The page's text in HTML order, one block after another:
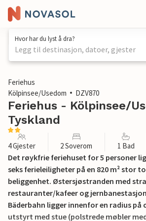
Hvor har du lyst å dra?
Legg til destinasjon, datoer, gjester
1 / 11
Feriehus
Kölpinsee/Usedom
DZV870
Feriehus - Kölpinsee/
Tyskland
4 Gjester 2 Soverom 1 Bad
Det røykfrie feriehuset for 5 personer
seks ferieleiligheter på en 820 m² stor
beliggenhet. Østersjøstranden med
restauranter/kafeer og
Bäderbahn ligger innenfor en radius på
utstyrt med stue (polstrede møbler